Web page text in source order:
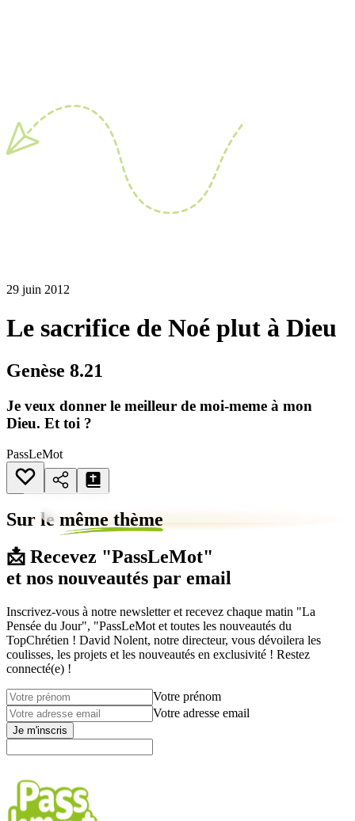
29 juin 2012
Le sacrifice de Noé plut à Dieu
Genèse 8.21
Je veux donner le meilleur de moi-meme à mon
Dieu. Et toi ?
PassLeMot
Sur le même thème
📩 Recevez "PassLeMot"
et nos nouveautés par email
Inscrivez-vous à notre newsletter et recevez chaque matin "La
Pensée du Jour", "PassLeMot et toutes les nouveautés du
TopChrétien ! David Nolent, notre directeur, vous dévoilera les
coulisses, les projets et les nouveautés en exclusivité ! Restez
connecté(e) !
Votre prénom
Votre adresse email
Je m'inscris